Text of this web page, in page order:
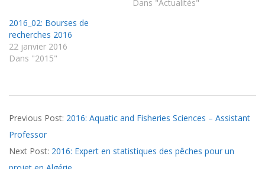
Dans "Actualités"
2016_02: Bourses de
recherches 2016
22 janvier 2016
Dans "2015"
11-
21
Previous Post: 2016: Aquatic and Fisheries Sciences – Assistant
Professor
Next Post: 2016: Expert en statistiques des pêches pour un